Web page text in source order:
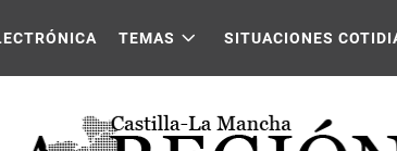
La Mancha
TEMAS SITUACIONES